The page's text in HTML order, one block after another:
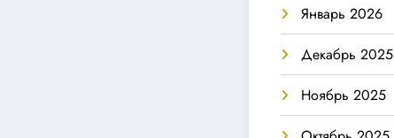
Январь 2026
Декабрь 2025
Ноябрь 2025